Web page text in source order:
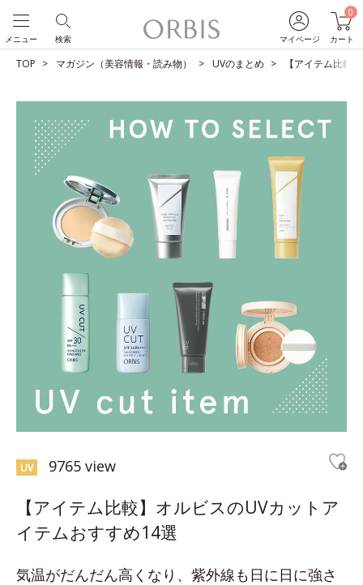
マイページ
0
カート
検索
メニュー
TOP マガジン（美容情報・読み物） UVのまとめ 【アイテム比較
UV 9765 view
【アイテム比較】オルビスのUVカットア
イテムおすすめ14選
気温がだんだん高くなり、紫外線も日に日に強さ